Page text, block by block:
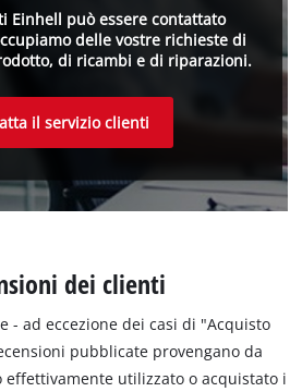
Einhell può essere contattato
delle vostre richieste di
di ricambi e di riparazioni.
il servizio clienti
dei clienti
- ad eccezione dei casi di "Acquisto
pubblicate provengano da
utilizzato o acquistato i